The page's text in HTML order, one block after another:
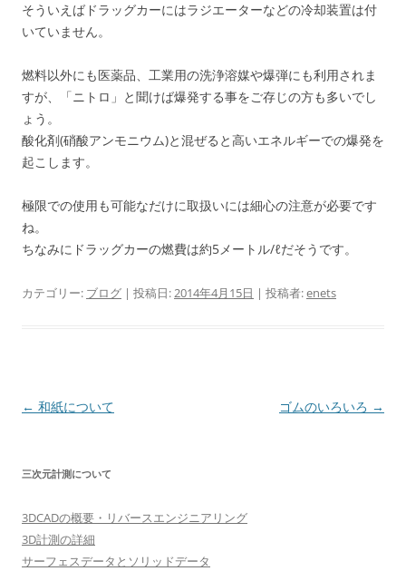
そういえばドラッグカーにはラジエーターなどの冷却装置は付
いていません。
燃料以外にも医薬品、工業用の洗浄溶媒や爆弾にも利用されま
すが、「ニトロ」と聞けば爆発する事をご存じの方も多いでし
ょう。
酸化剤(硝酸アンモニウム)と混ぜると高いエネルギーでの爆発を
起こします。
極限での使用も可能なだけに取扱いには細心の注意が必要です
ね。
ちなみにドラッグカーの燃費は約5メートル/ℓだそうです。
カテゴリー: ブログ | 投稿日:2014年4月15日 | 投稿者:enets
投
ビ
ー
シ
← 和紙について ゴムのいろいろ →
三次元計測について
3DCADの概要・リバースエンジニアリング
3D計測の詳細
サーフェスデータとソリッドデータ